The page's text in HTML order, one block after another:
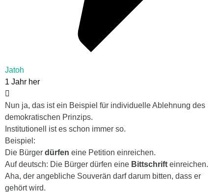
Jatoh
1 Jahr her
Nun ja, das ist ein Beispiel für individuelle Ablehnung des
demokratischen Prinzips.
Institutionell ist es schon immer so.
Beispiel:
Die Bürger dürfen eine Petition einreichen.
Auf deutsch: Die Bürger dürfen eine Bittschrift einreichen.
Aha, der angebliche Souverän darf darum bitten, dass er
gehört wird.